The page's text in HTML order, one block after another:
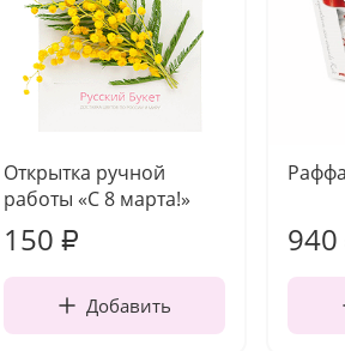
Открытка ручной
работы «С 8 марта!»
150 ₽
Добавить
940